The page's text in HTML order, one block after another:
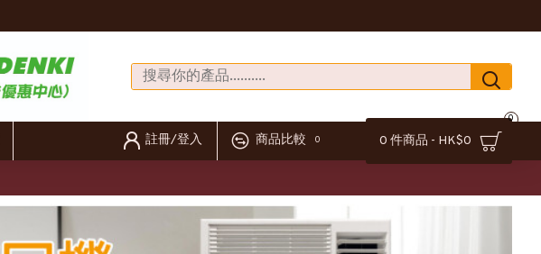
註冊/登入 商品比較 0 0 件商品 - HK$0
0